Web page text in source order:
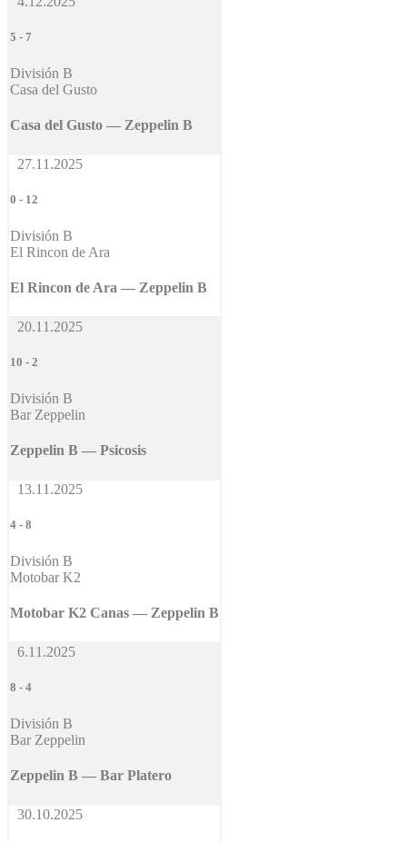
5 - 7
División B
Casa del Gusto
Casa del Gusto — Zeppelin B
27.11.2025
0 - 12
División B
El Rincon de Ara
El Rincon de Ara — Zeppelin B
20.11.2025
10 - 2
División B
Bar Zeppelin
Zeppelin B — Psicosis
13.11.2025
4 - 8
División B
Motobar K2
Motobar K2 Canas — Zeppelin B
6.11.2025
8 - 4
División B
Bar Zeppelin
Zeppelin B — Bar Platero
30.10.2025